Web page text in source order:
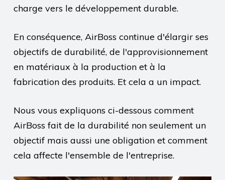
charge vers le développement durable.
En conséquence, AirBoss continue d'élargir ses
objectifs de durabilité, de l'approvisionnement
en matériaux à la production et à la
fabrication des produits. Et cela a un impact.
Nous vous expliquons ci-dessous comment
AirBoss fait de la durabilité non seulement un
objectif mais aussi une obligation et comment
cela affecte l'ensemble de l'entreprise.